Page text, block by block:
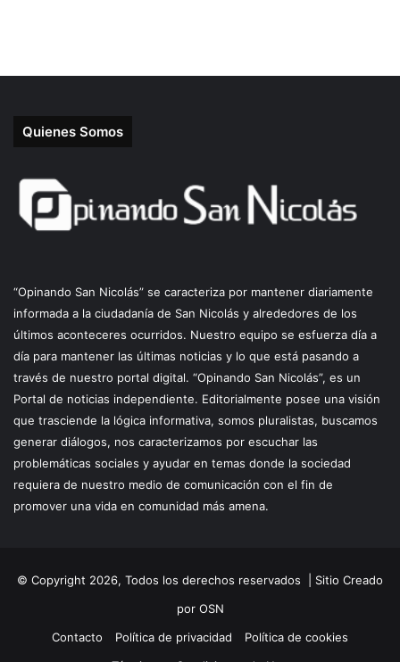
Quienes Somos
“Opinando San Nicolás” se caracteriza por mantener diariamente
informada a la ciudadanía de San Nicolás y alrededores de los
últimos aconteceres ocurridos. Nuestro equipo se esfuerza día a
día para mantener las últimas noticias y lo que está pasando a
través de nuestro portal digital. “Opinando San Nicolás”, es un
Portal de noticias independiente. Editorialmente posee una visión
que trasciende la lógica informativa, somos pluralistas, buscamos
generar diálogos, nos caracterizamos por escuchar las
problemáticas sociales y ayudar en temas donde la sociedad
requiera de nuestro medio de comunicación con el fin de
promover una vida en comunidad más amena.
© Copyright 2026, Todos los derechos reservados | Sitio Creado
por OSN
Contacto
Política de privacidad
Política de cookies